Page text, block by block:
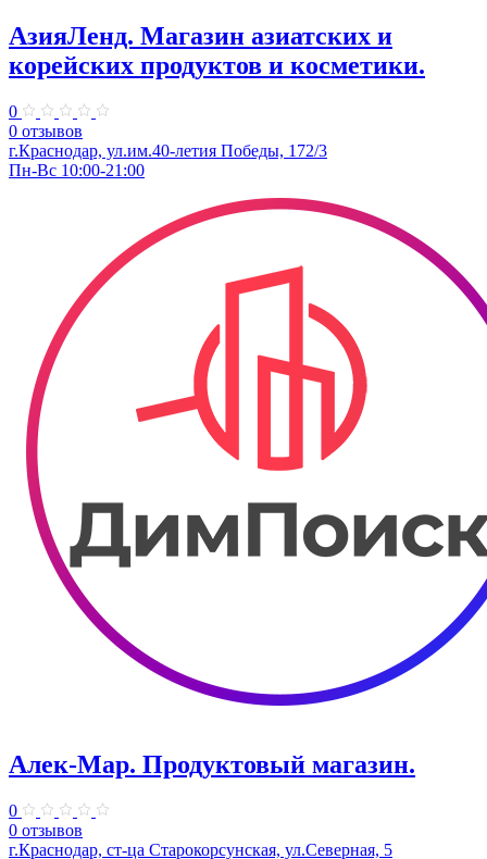
АзияЛенд. Магазин азиатских и
корейских продуктов и косметики.
0
0 отзывов
г.Краснодар, ул.им.40-летия Победы, 172/3
Пн-Вс 10:00-21:00
Алек-Мар. Продуктовый магазин.
0
0 отзывов
г.Краснодар, ст-ца Старокорсунская, ул.Северная, 5